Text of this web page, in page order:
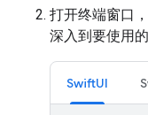
打开终端窗口
深入到要使用
SwiftUI